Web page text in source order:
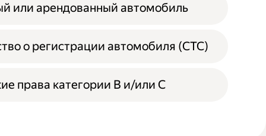
или арендованный автомобиль
о регистрации автомобиля (СТС)
права категории B и/или С